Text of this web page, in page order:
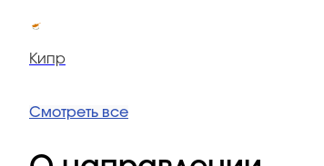
Кипр
Смотреть все